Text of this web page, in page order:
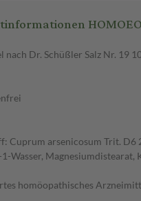
Dr. Schüßler Salz Nr. 19
Cuprum arsenicosum Trit. D6
1-Wasser,
homöopathisches